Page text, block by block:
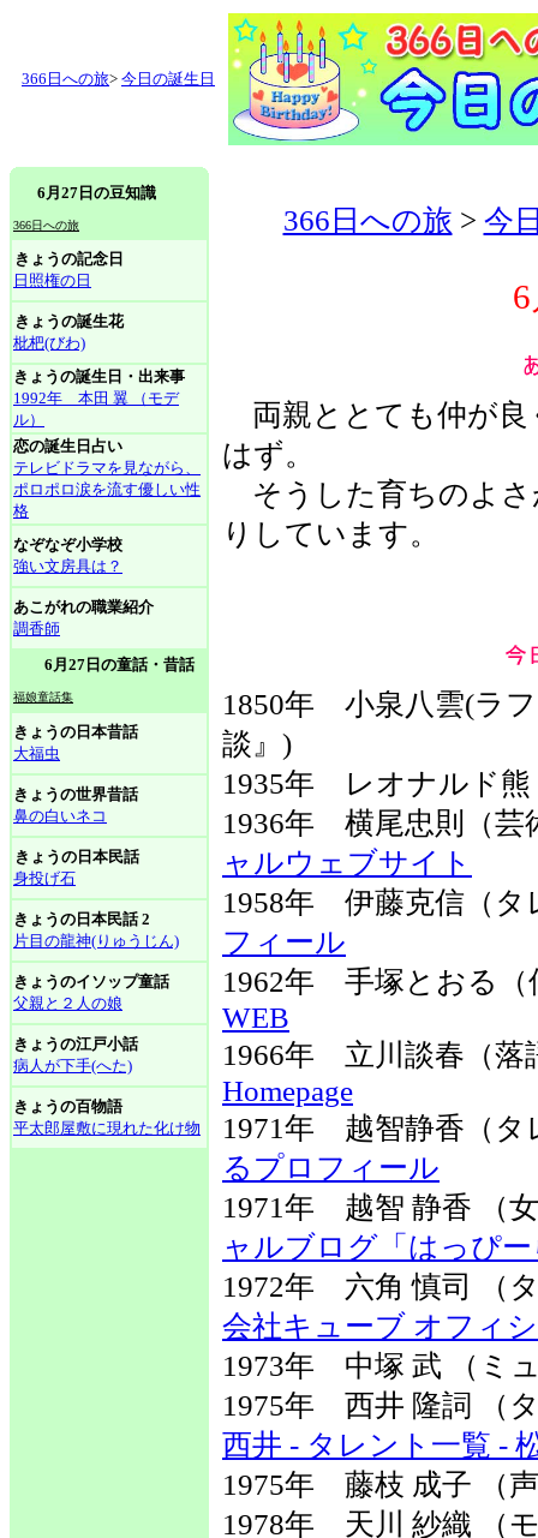
366日への旅> 今日の誕生日
6月27日の豆知識
366日への旅
きょうの記念日
日照権の日
きょうの誕生花
枇杷(びわ)
きょうの誕生日・出来事
1992年 本田 翼 （モデ
ル）
恋の誕生日占い
テレビドラマを見ながら、
ポロポロ涙を流す優しい性
格
なぞなぞ小学校
強い文房具は？
あこがれの職業紹介
調香師
6月27日の童話・昔話
福娘童話集
きょうの日本昔話
大福虫
きょうの世界昔話
鼻の白いネコ
きょうの日本民話
身投げ石
きょうの日本民話 2
片目の龍神(りゅうじん)
きょうのイソップ童話
父親と２人の娘
きょうの江戸小話
病人が下手(へた)
きょうの百物語
平太郎屋敷に現れた化け物
366日への旅 > 今
両親ととても仲が良
はず。
そうした育ちのよさ
りしています。
1850年 小泉八雲(ラ
談』)
1935年 レオナルド熊
1936年 横尾忠則
ャルウェブサイト
1958年 伊藤克信
フィール
1962年 手塚とお
WEB
1966年 立川談春
Homepage
1971年 越智静香
るプロフィール
1971年 越智 静香
ャルブログ「はっぴ
1972年 六角 慎司
会社キューブ オフィ
1973年 中塚 武 （
1975年 西井 隆詞
西井 - タレント一覧 -
1975年 藤枝 成子 （
1978年 天川 紗織